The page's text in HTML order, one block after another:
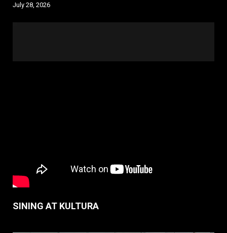
July 28, 2026
SINING AT KULTURA